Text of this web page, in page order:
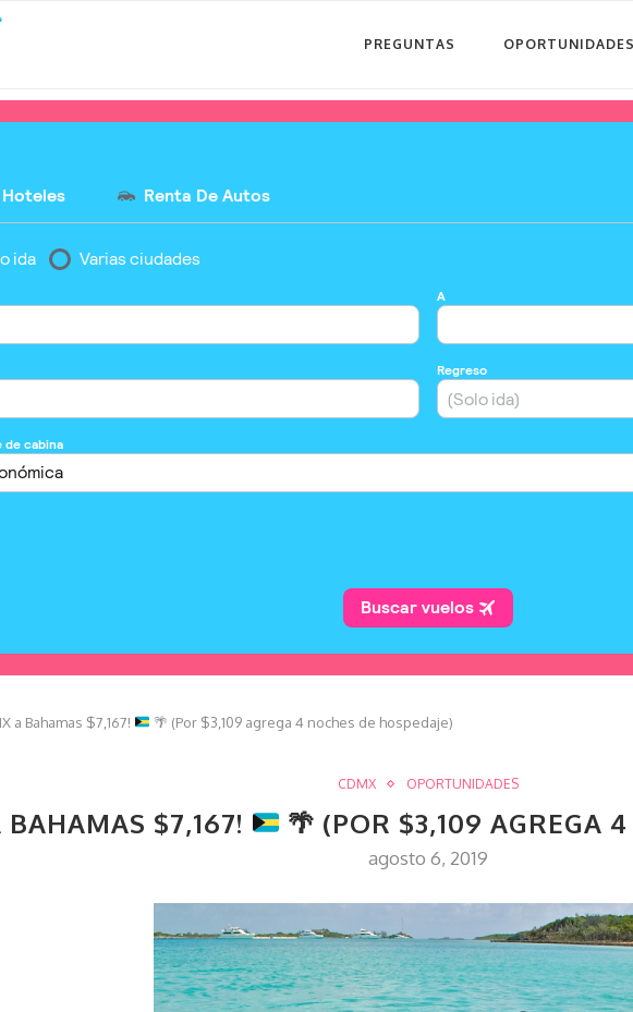
PREGUNTAS OPORTUNIDADES
a Bahamas $7,167! 🌴 (Por $3,109 agrega 4 noches de hospedaje)
CDMX OPORTUNIDADES
BAHAMAS $7,167! 🌴 (POR $3,109 AGREGA
agosto 6, 2019